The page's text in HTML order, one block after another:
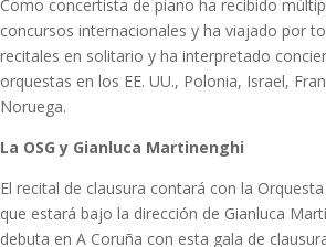
Como concertista de piano ha recibido
concursos internacionales y ha viajado por
recitales en solitario y ha interpretado
orquestas en los EE. UU., Polonia, Israel,
Noruega.
La OSG y Gianluca Martinenghi
El recital de clausura contará con la
que estará bajo la dirección de Gianluca
debuta en A Coruña con esta gala de